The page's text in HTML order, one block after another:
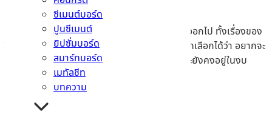
ซีเมนต์บอร์ด
ปูนซีเมนต์
ยิปซั่มบอร์ด
สมาร์ทบอร์ด
เมทัลชีท
บทความ
ในการแก้งาน
ซึ่งวิธีในการบ่มแต่ละประเภท มีความแตกต่างกันออกไป ทั้งเรื่องของ
วิธีการ, ค่าใช้จ่าย และข้อดี-ข้อเสีย คุณเองสามารถเลือกได้ว่า อยากจะ
ใช้วิธีไหนในการบ่ม โดยที่เหมาะสมกับหน้างาน และยังคงอยู่ในงบ
ประมาณที่มีอยู่